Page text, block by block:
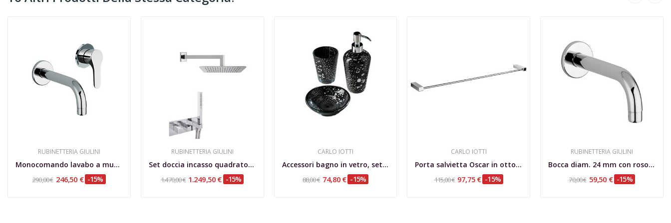
RUBINETTERIA GIULINI
Monocomando lavabo a muro, GGBOX 5297, senza...
290,00 € 246,50 € -15%
RUBINETTERIA GIULINI
Set doccia incasso quadrato, termostatico con...
1.470,00 € 1.249,50 € -15%
CARLO IOTTI
Accessori bagno in vetro, set appoggio Nero...
88,00 € 74,80 € -15%
CARLO IOTTI
Porta salvietta Oscar in ottone cromato cm 60
115,00 € 97,75 € -15%
RUBINETTERIA GIULINI
Bocca diam. 24 mm con rosone, 3 misure a...
70,00 € 59,50 € -15%